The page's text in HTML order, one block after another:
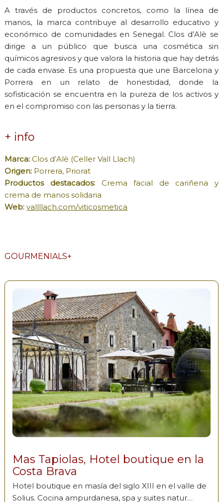
A través de productos concretos, como la línea de
manos, la marca contribuye al desarrollo educativo y
económico de comunidades en Senegal. Clos d’Alè se
dirige a un público que busca una cosmética sin
químicos agresivos y que valora la historia que hay detrás
de cada envase. Es una propuesta que une Barcelona y
Porrera en un relato de honestidad, donde la
sofisticación se encuentra en la pureza de los activos y
en el compromiso con las personas y la tierra.
+ info
Marca: Clos d’Alè (Celler Vall Llach)
Origen: Porrera, Priorat
Productos destacados: Crema facial de cariñena y
crema de manos solidaria
Web: vallllach.com/viticosmetica
GOURMENIALS+
Mas Tapiolas, Hotel boutique en la
Costa Brava
Hotel boutique en masía del siglo XIII en el valle de
Solius. Cocina ampurdanesa, spa y suites natur…